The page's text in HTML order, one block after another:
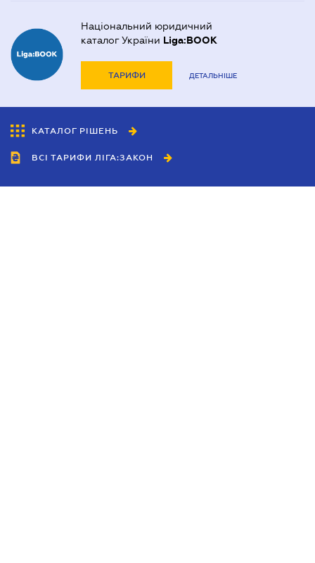
Національний юридичний
каталог України Liga:BOOK
ТАРИФИ ДЕТАЛЬНІШЕ
КАТАЛОГ РІШЕНЬ
ВСІ ТАРИФИ ЛІГА:ЗАКОН